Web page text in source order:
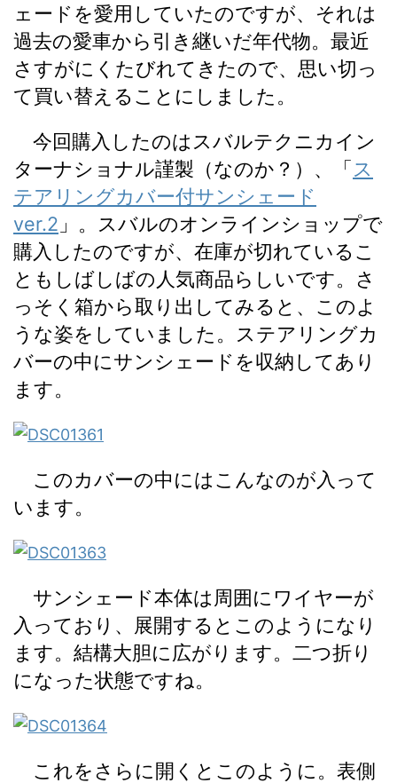
ェードを愛用していたのですが、それは
過去の愛車から引き継いだ年代物。最近
さすがにくたびれてきたので、思い切っ
て買い替えることにしました。
今回購入したのはスバルテクニカイン
ターナショナル謹製（なのか？）、「ス
テアリングカバー付サンシェード
ver.2 」。スバルのオンラインショップで
購入したのですが、在庫が切れているこ
ともしばしばの人気商品らしいです。さ
っそく箱から取り出してみると、このよ
うな姿をしていました。ステアリングカ
バーの中にサンシェードを収納してあり
ます。
このカバーの中にはこんなのが入って
います。
サンシェード本体は周囲にワイヤーが
入っており、展開するとこのようになり
ます。結構大胆に広がります。二つ折り
になった状態ですね。
これをさらに開くとこのように。表側